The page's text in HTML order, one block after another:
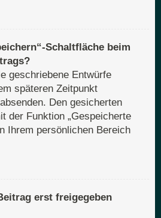
Schaltfläche beim
geschriebene Entwürfe
späteren Zeitpunkt
Den gesicherten
der Funktion „Gespeicherte
Ihrem persönlichen Bereich
erst freigegeben